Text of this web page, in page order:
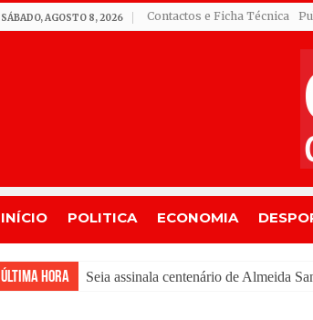
SÁBADO, AGOSTO 8, 2026 Contactos e Ficha Técnica
INÍCIO POLITICA ECONOMIA
Última Hora Incêndio em Fornos de Algodre